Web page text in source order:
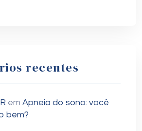
recentes
em Apneia do sono: você
bem?